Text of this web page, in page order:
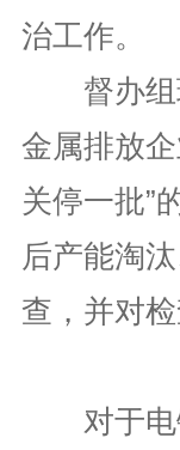
治工作。
督办组
金属排放
关停一批”
后产能淘
查，并对
对于电